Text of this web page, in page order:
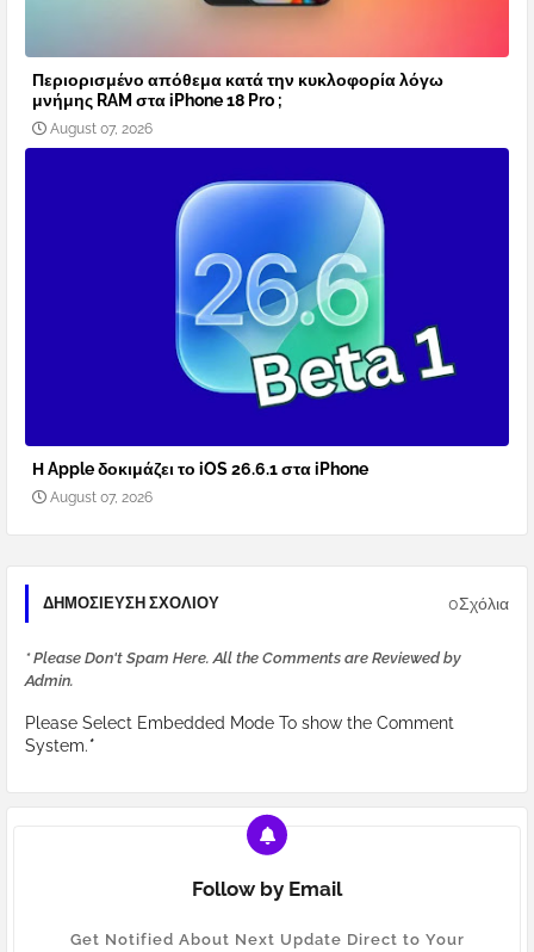
Περιορισμένο απόθεμα κατά την κυκλοφορία λόγω
μνήμης RAM στα iPhone 18 Pro ;
August 07, 2026
Η Apple δοκιμάζει το iOS 26.6.1 στα iPhone
August 07, 2026
ΔΗΜΟΣΊΕΥΣΗ ΣΧΟΛΊΟΥ 0Σχόλια
* Please Don't Spam Here. All the Comments are Reviewed by
Admin.
Please Select Embedded Mode To show the Comment
System.*
Follow by Email
Get Notified About Next Update Direct to Your